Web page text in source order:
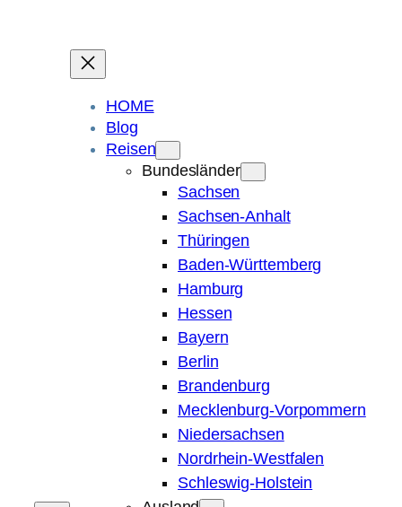
HOME
Blog
Reisen
Bundesländer
Sachsen
Sachsen-Anhalt
Thüringen
Baden-Württemberg
Hamburg
Hessen
Bayern
Berlin
Brandenburg
Mecklenburg-Vorpommern
Niedersachsen
Nordrhein-Westfalen
Schleswig-Holstein